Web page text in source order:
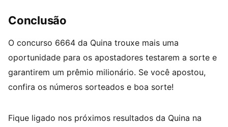
Conclusão
O concurso 6664 da Quina trouxe mais uma
oportunidade para os apostadores testarem a sorte e
garantirem um prêmio milionário. Se você apostou,
confira os números sorteados e boa sorte!
Fique ligado nos próximos resultados da Quina na